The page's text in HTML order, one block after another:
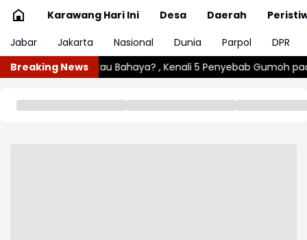
Karawang Hari Ini Desa Daerah
Jabar
Jakarta Nasional Dunia Parpol
DPR
Breaking News
Gumoh pada Bayi Angin Kencang Rusak Lima